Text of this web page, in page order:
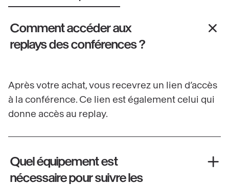
Comment accéder aux
replays des conférences ?
Après votre achat, vous recevrez un lien d’accès
à la conférence. Ce lien est également celui qui
donne accès au replay.
Quel équipement est
nécessaire pour suivre les